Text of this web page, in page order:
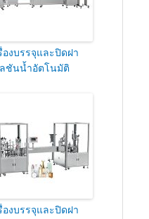
องบรรจุและปิดฝา
ชันน้ำอัตโนมัติ
องบรรจุและปิดฝา